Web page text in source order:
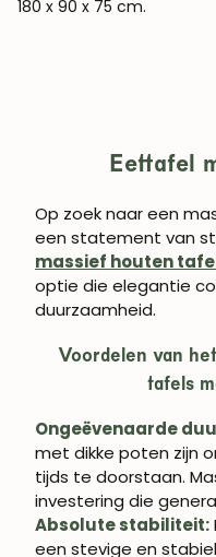
180 x 90 x 75 cm.
Eettafel
Op zoek naar een
een statement van
massief houten
optie die elegantie
duurzaamheid.
Voordelen van
tafels
Ongeëvenaarde
met dikke poten zijn
tijds te doorstaan.
investering die
Absolute stabiliteit:
een stevige en